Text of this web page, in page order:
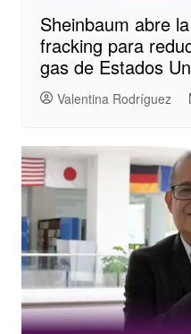
Sheinbaum abre
fracking para
gas de Estados
Valentina Rodríguez